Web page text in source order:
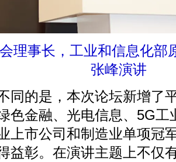
理事长，工业和信息化部
张峰演讲
的是，本次论坛新增了
色金融、光电信息、5G工
上市公司和制造业单项冠
益彰。在演讲主题上不仅